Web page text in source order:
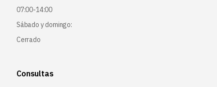
07:00-14:00
Sábado y domingo:
Cerrado
Consultas